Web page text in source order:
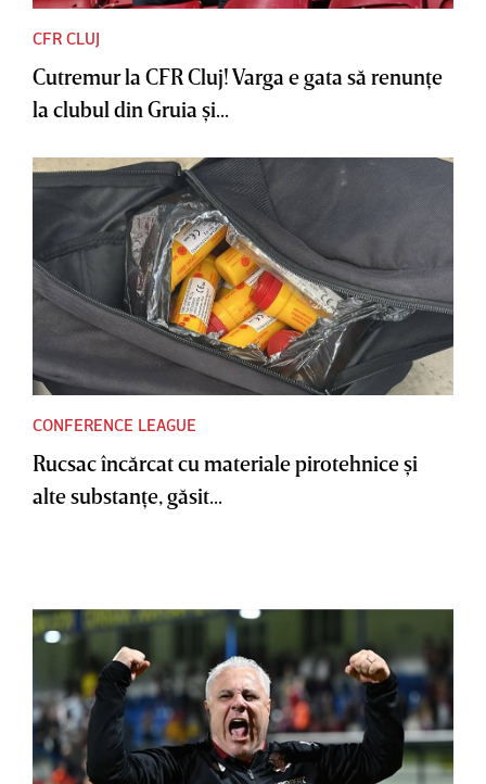
CFR CLUJ
Cutremur la CFR Cluj! Varga e gata să renunţe
la clubul din Gruia şi...
CONFERENCE LEAGUE
Rucsac încărcat cu materiale pirotehnice şi
alte substanţe, găsit...